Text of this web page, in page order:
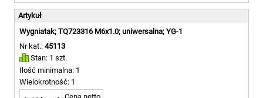
Artykuł
Wygniatak; TQ723316 M6x1.0; uniwersalna; YG-1
Nr kat.: 45113
Stan: 1 szt.
Ilość minimalna: 1
Wielokrotność: 1